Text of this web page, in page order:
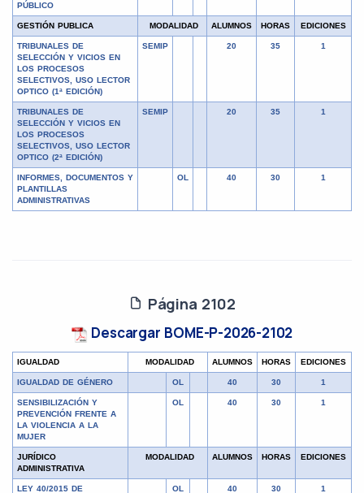
PÚBLICO
GESTIÓN PUBLICA MODALIDAD ALUMNOS HORAS EDICIONES
TRIBUNALES DE
SELECCIÓN Y VICIOS EN
LOS PROCESOS
SELECTIVOS, USO LECTOR
OPTICO (1ª EDICIÓN)
SEMIP 20 35 1
TRIBUNALES DE
SELECCIÓN Y VICIOS EN
LOS PROCESOS
SELECTIVOS, USO LECTOR
OPTICO (2ª EDICIÓN)
SEMIP 20 35 1
INFORMES, DOCUMENTOS Y
PLANTILLAS
ADMINISTRATIVAS
OL 40 30 1
Página 2102
Descargar BOME-P-2026-2102
IGUALDAD MODALIDAD ALUMNOS HORAS EDICIONES
IGUALDAD DE GÉNERO OL 40 30 1
SENSIBILIZACIÓN Y
PREVENCIÓN FRENTE A
LA VIOLENCIA A LA
MUJER
OL 40 30 1
JURÍDICO
ADMINISTRATIVA
MODALIDAD ALUMNOS HORAS EDICIONES
LEY 40/2015 DE
OL 40 30 1